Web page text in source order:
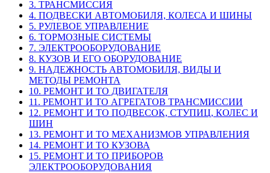
3. ТРАНСМИССИЯ
4. ПОДВЕСКИ АВТОМОБИЛЯ, КОЛЕСА И ШИНЫ
5. РУЛЕВОЕ УПРАВЛЕНИЕ
6. ТОРМОЗНЫЕ СИСТЕМЫ
7. ЭЛЕКТРООБОРУДОВАНИЕ
8. КУЗОВ И ЕГО ОБОРУДОВАНИЕ
9. НАДЕЖНОСТЬ АВТОМОБИЛЯ, ВИДЫ И
МЕТОДЫ РЕМОНТА
10. РЕМОНТ И ТО ДВИГАТЕЛЯ
11. РЕМОНТ И ТО АГРЕГАТОВ ТРАНСМИССИИ
12. РЕМОНТ И ТО ПОДВЕСОК, СТУПИЦ, КОЛЕС И
ШИН
13. РЕМОНТ И ТО МЕХАНИЗМОВ УПРАВЛЕНИЯ
14. РЕМОНТ И ТО КУЗОВА
15. РЕМОНТ И ТО ПРИБОРОВ
ЭЛЕКТРООБОРУДОВАНИЯ